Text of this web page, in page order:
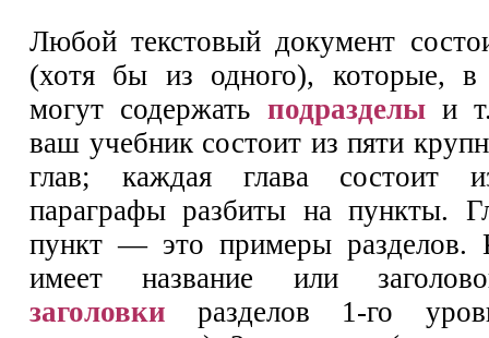
Любой текстовый документ
(хотя бы из одного), которые, в
могут содержать подразделыи т.
ваш учебник состоит из пяти
глав; каждая глава состоит
параграфы разбиты на пункты.
пункт — это примеры разделов.
имеет название или
заголовки разделов 1-го